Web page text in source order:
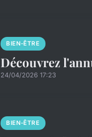
BIEN-ÊTRE
Découvrez
24/04/2026 17:23
BIEN-ÊTRE